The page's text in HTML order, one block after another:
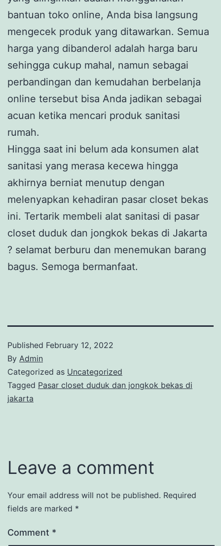
bantuan toko online, Anda bisa langsung
mengecek produk yang ditawarkan. Semua
harga yang dibanderol adalah harga baru
sehingga cukup mahal, namun sebagai
perbandingan dan kemudahan berbelanja
online tersebut bisa Anda jadikan sebagai
acuan ketika mencari produk sanitasi
rumah.
Hingga saat ini belum ada konsumen alat
sanitasi yang merasa kecewa hingga
akhirnya berniat menutup dengan
melenyapkan kehadiran pasar closet bekas
ini. Tertarik membeli alat sanitasi di pasar
closet duduk dan jongkok bekas di Jakarta
? selamat berburu dan menemukan barang
bagus. Semoga bermanfaat.
Published February 12, 2022
By Admin
Categorized as Uncategorized
Tagged Pasar closet duduk dan jongkok bekas di
jakarta
Leave a comment
Your email address will not be published. Required
fields are marked *
Comment *